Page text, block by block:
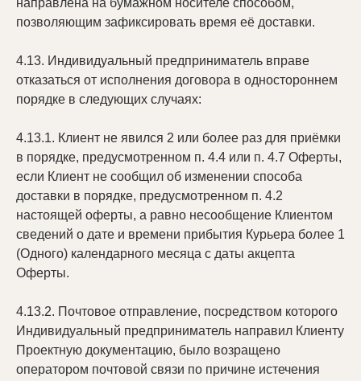
направлена на бумажном носителе способом,
позволяющим зафиксировать время её доставки.
4.13. Индивидуальный предприниматель вправе
отказаться от исполнения договора в одностороннем
порядке в следующих случаях:
4.13.1. Клиент не явился 2 или более раз для приёмки
в порядке, предусмотренном п. 4.4 или п. 4.7 Оферты,
если Клиент не сообщил об изменении способа
доставки в порядке, предусмотренном п. 4.2
настоящей оферты, а равно несообщение Клиентом
сведений о дате и времени прибытия Курьера более 1
(Одного) календарного месяца с даты акцепта
Оферты.
4.13.2. Почтовое отправление, посредством которого
Индивидуальный предприниматель направил Клиенту
Проектную документацию, было возращено
оператором почтовой связи по причине истечения